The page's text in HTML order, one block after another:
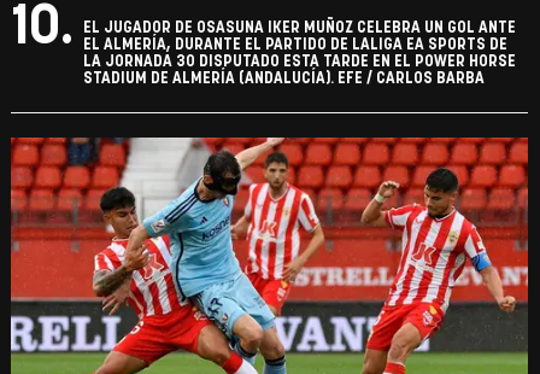
10.
EL JUGADOR DE OSASUNA IKER MUÑOZ CELEBRA UN GOL ANTE
EL ALMERÍA, DURANTE EL PARTIDO DE LALIGA EA SPORTS DE
LA JORNADA 30 DISPUTADO ESTA TARDE EN EL POWER HORSE
STADIUM DE ALMERÍA (ANDALUCÍA). EFE / CARLOS BARBA